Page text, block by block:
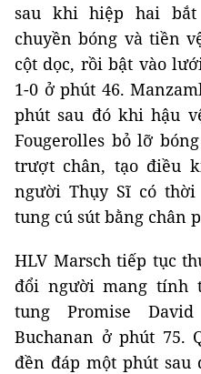
sau khi hiệp hai bắt
chuyền bóng và tiền
cột dọc, rồi bật vào
1-0 ở phút 46.
phút sau đó khi hậu
Fougerolles bỏ lỡ
trượt chân, tạo điều
người Thụy Sĩ có
tung cú sút bằng chân
HLV Marsch tiếp tục
đổi người mang tính
tung Promise
Buchanan ở phút 75.
đền đáp một phút sau